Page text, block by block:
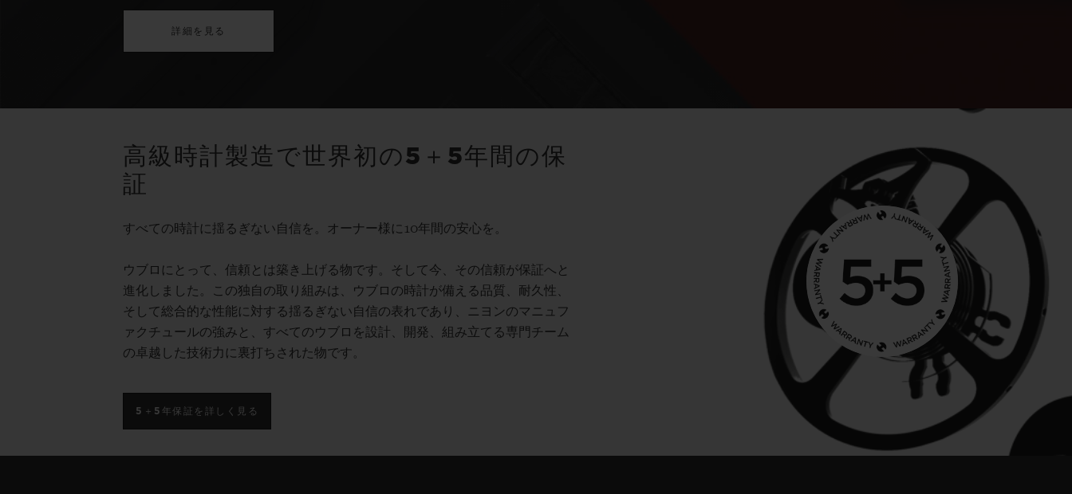
詳細を見る
高級時計製造で世界初の5＋5年間の保
証
すべての時計に揺るぎない自信を。オーナー様に10年間の安心を。
ウブロにとって、信頼とは築き上げる物です。そして今、その信頼が保証へと
進化しました。この独自の取り組みは、ウブロの時計が備える品質、耐久性、
そして総合的な性能に対する揺るぎない自信の表れであり、ニヨンのマニュフ
ァクチュールの強みと、すべてのウブロを設計、開発、組み立てる専門チーム
の卓越した技術力に裏打ちされた物です。
5＋5年保証を詳しく見る